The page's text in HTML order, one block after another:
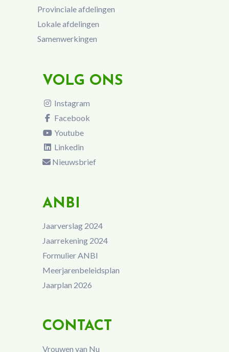
Provinciale afdelingen
Lokale afdelingen
Samenwerkingen
VOLG ONS
Instagram
Facebook
Youtube
Linkedin
Nieuwsbrief
ANBI
Jaarverslag 2024
Jaarrekening 2024
Formulier ANBI
Meerjarenbeleidsplan
Jaarplan 2026
CONTACT
Vrouwen van Nu